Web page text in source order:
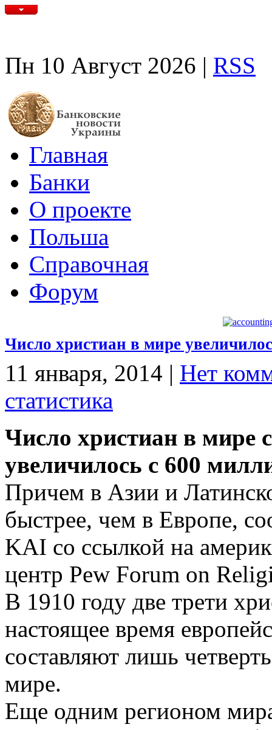
Пн 10 Август 2026 | RSS
Главная
Банки
О проекте
Польша
Справочная
Форум
Число христиан в мире
11 января, 2014 | Нет
статистика
Число христиан в мире
увеличилось с 600
Причем в Азии и
быстрее, чем в Европе,
KAI со ссылкой на
центр Pew Forum on
В 1910 году две трети
настоящее время
составляют лишь
мире.
Еще одним регионом